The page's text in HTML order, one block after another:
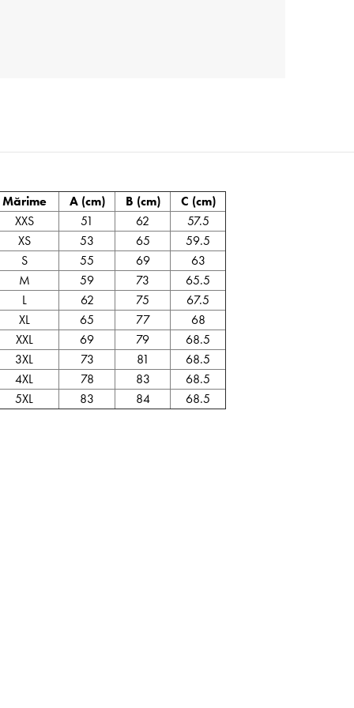
Mărime A (cm) B (cm)
C (cm)
XXS
51 62
57.5
XS
53 65
59.5
S
55 69
63
M
59 73
65.5
L
62 75
67.5
XL
65 77
68
XXL
69 79
68.5
3XL
73 81
68.5
4XL
78 83
68.5
5XL
83 84 68.5